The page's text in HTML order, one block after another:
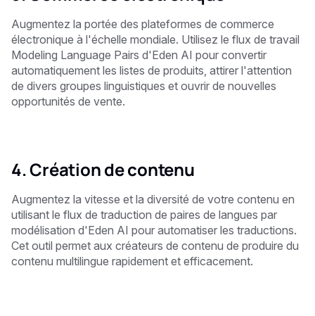
Augmentez la portée des plateformes de commerce
électronique à l'échelle mondiale. Utilisez le flux de travail
Modeling Language Pairs d'Eden AI pour convertir
automatiquement les listes de produits, attirer l'attention
de divers groupes linguistiques et ouvrir de nouvelles
opportunités de vente.
4. Création de contenu
Augmentez la vitesse et la diversité de votre contenu en
utilisant le flux de traduction de paires de langues par
modélisation d'Eden AI pour automatiser les traductions.
Cet outil permet aux créateurs de contenu de produire du
contenu multilingue rapidement et efficacement.